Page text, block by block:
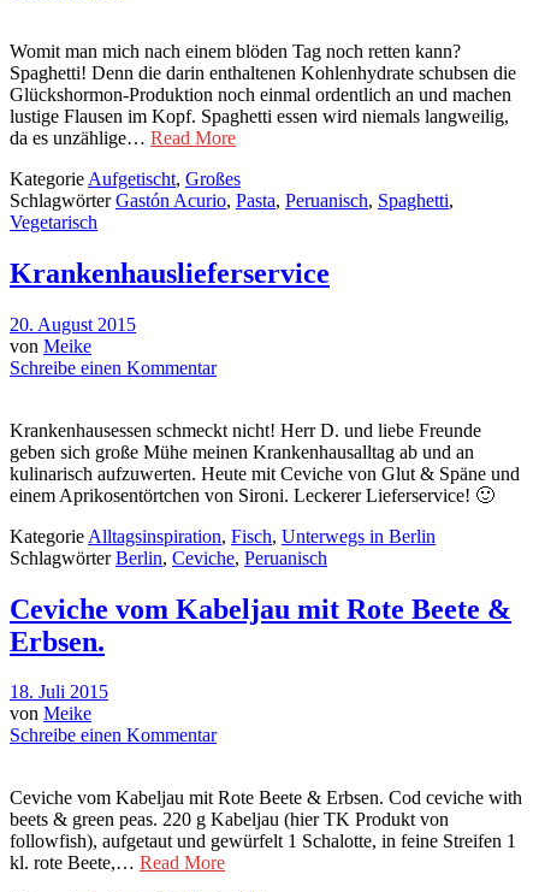
Womit man mich nach einem blöden Tag noch retten kann?
Spaghetti! Denn die darin enthaltenen Kohlenhydrate schubsen die
Glückshormon-Produktion noch einmal ordentlich an und machen
lustige Flausen im Kopf. Spaghetti essen wird niemals langweilig,
da es unzählige… Read More
Kategorie Aufgetischt, Großes
SchlagwörterGastón Acurio, Pasta, Peruanisch, Spaghetti,
Vegetarisch
Krankenhauslieferservice
20. August 2015
von Meike
Schreibe einen Kommentar
Krankenhausessen schmeckt nicht! Herr D. und liebe Freunde
geben sich große Mühe meinen Krankenhausalltag ab und an
kulinarisch aufzuwerten. Heute mit Ceviche von Glut & Späne und
einem Aprikosentörtchen von Sironi. Leckerer Lieferservice! 🙂
Kategorie Alltagsinspiration, Fisch, Unterwegs in Berlin
SchlagwörterBerlin, Ceviche, Peruanisch
Ceviche vom Kabeljau mit Rote Beete &
Erbsen.
18. Juli 2015
von Meike
Schreibe einen Kommentar
Ceviche vom Kabeljau mit Rote Beete & Erbsen. Cod ceviche with
beets & green peas. 220 g Kabeljau (hier TK Produkt von
followfish), aufgetaut und gewürfelt 1 Schalotte, in feine Streifen 1
kl. rote Beete,… Read More